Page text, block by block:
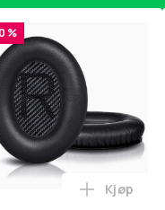
6-rørs fotpedal
%
Legg
Kjøp